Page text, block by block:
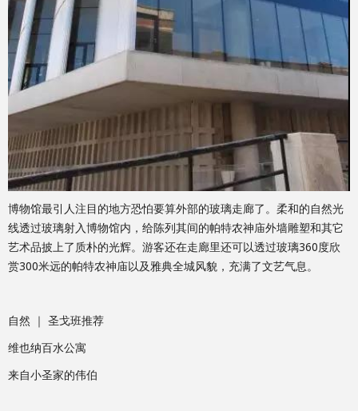
博物馆最引人注目的地方恐怕要算外部的玻璃走廊了。柔和的自然光
线透过玻璃射入博物馆内，给陈列其间的帕特农神庙外墙雕塑和其它
艺术品披上了质朴的光辉。游客还在走廊里还可以透过玻璃360度欣
赏300米远的帕特农神庙以及雅典全城风貌，充满了文艺气息。
自然 ｜ 圣戈班推荐
维也纳百水公寓
来自小圣家的伟伯